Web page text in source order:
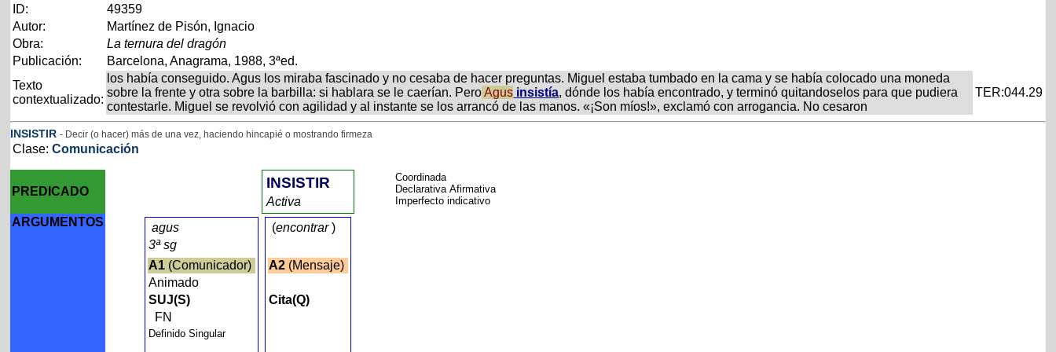
ID:
49359
Autor:
Martínez de Pisón, Ignacio
Obra:
La ternura del dragón
Publicación:
Barcelona, Anagrama, 1988, 3ªed.
Texto
contextualizado:
los había conseguido. Agus los miraba fascinado y no cesaba de hacer preguntas. Miguel estaba tumbado en la cama y se había colocado una moneda
sobre la frente y otra sobre la barbilla: si hablara se le caerían. PeroAgus insistía, dónde los había encontrado, y terminó quitandoselos para que pudiera
contestarle. Miguel se revolvió con agilidad y al instante se los arrancó de las manos. «¡Son míos!», exclamó con arrogancia. No cesaron
TER:044.29
INSISTIR - Decir (o hacer) más de una vez, haciendo hincapié o mostrando firmeza
Clase:Comunicación
PREDICADO
INSISTIR
Activa
Coordinada
Declarativa Afirmativa
Imperfecto indicativo
ARGUMENTOS
agus
3ª sg
A1 (Comunicador)
Animado
SUJ(S)
FN
Definido Singular
(encontrar)
A2 (Mensaje)
Cita(Q)